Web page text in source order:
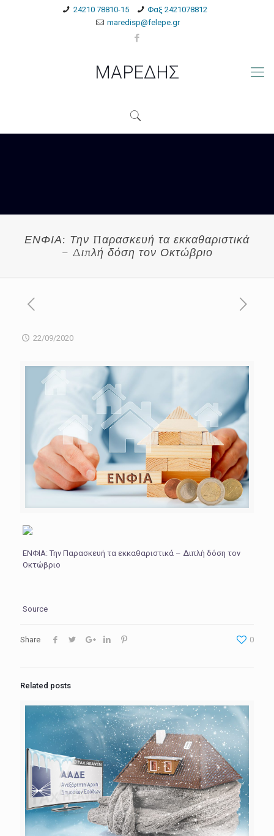
24210 78810-15
Φαξ 2421078812
maredisp@felepe.gr
ΜΑΡΕΔΗΣ
ΕΝΦΙΑ: Την Παρασκευή τα εκκαθαριστικά
– Διπλή δόση τον Οκτώβριο
22/09/2020
ΕΝΦΙΑ: Την Παρασκευή τα εκκαθαριστικά – Διπλή δόση τον
Οκτώβριο
Source
Share 0
Related posts